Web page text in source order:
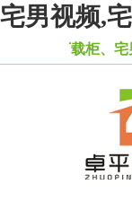
宅男视频,
载柜、宅男视频